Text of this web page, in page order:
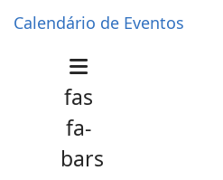
Calendário de Eventos
fas
fa-
bars